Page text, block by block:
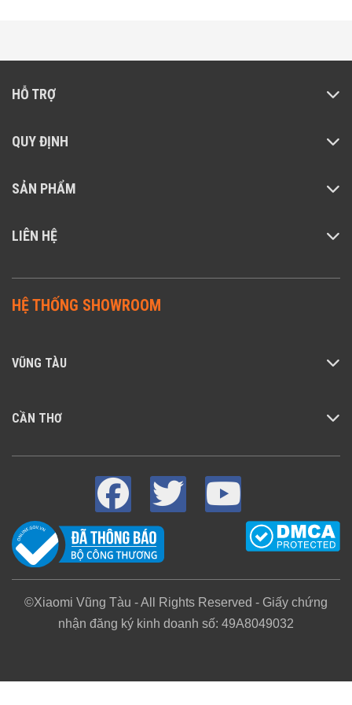
HỖ TRỢ
QUY ĐỊNH
SẢN PHẨM
LIÊN HỆ
HỆ THỐNG SHOWROOM
VŨNG TÀU
CẦN THƠ
©Xiaomi Vũng Tàu - All Rights Reserved - Giấy chứng
nhận đăng ký kinh doanh số: 49A8049032